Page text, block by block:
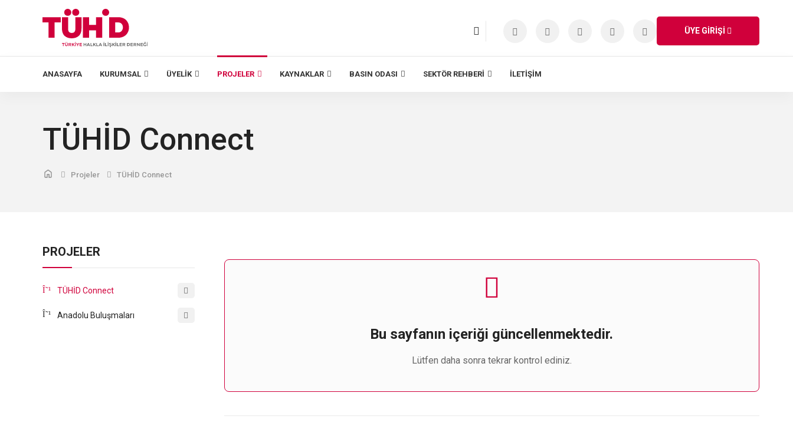
ÜYE GİRİŞİ
ANASAYFA KURUMSAL ÜYELIK PROJELER KAYNAKLAR BASIN ODASI SEKTÖR REHBERI İLETIŞIM
TÜHİD Connect
Projeler TÜHİD Connect
PROJELER
TÜHİD Connect
Anadolu Buluşmaları
Bu sayfanın içeriği güncellenmektedir.
Lütfen daha sonra tekrar kontrol ediniz.